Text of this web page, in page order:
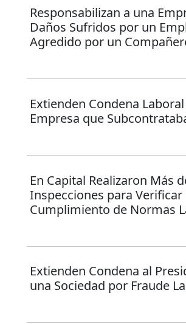
Responsabilizan a una
Daños Sufridos por un
Agredido por un
Extienden Condena
Empresa que
En Capital Realizaron Más
Inspecciones para Verificar
Cumplimiento de Normas
Extienden Condena al
una Sociedad por Fraude